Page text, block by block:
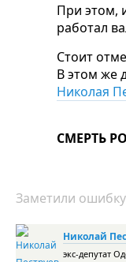
При этом,
работал
Стоит
В этом же
Николая
СМЕРТЬ
Заметили
Николай
экс-депутат